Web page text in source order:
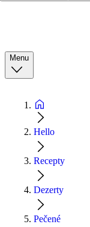
Menu
Hello
Recepty
Dezerty
Pečené